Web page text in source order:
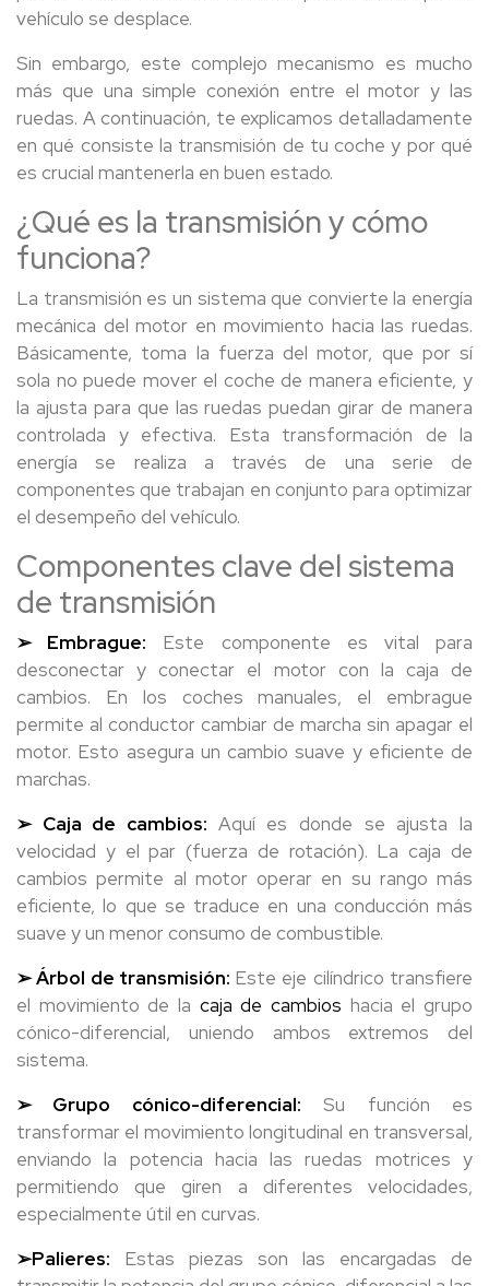
vehículo se desplace.
Sin embargo, este complejo mecanismo es mucho
más que una simple conexión entre el motor y las
ruedas. A continuación, te explicamos detalladamente
en qué consiste la transmisión de tu coche y por qué
es crucial mantenerla en buen estado.
¿Qué es la transmisión y cómo
funciona?
La transmisión es un sistema que convierte la energía
mecánica del motor en movimiento hacia las ruedas.
Básicamente, toma la fuerza del motor, que por sí
sola no puede mover el coche de manera eficiente, y
la ajusta para que las ruedas puedan girar de manera
controlada y efectiva. Esta transformación de la
energía se realiza a través de una serie de
componentes que trabajan en conjunto para optimizar
el desempeño del vehículo.
Componentes clave del sistema
de transmisión
➢ Embrague: Este componente es vital para
desconectar y conectar el motor con la caja de
cambios. En los coches manuales, el embrague
permite al conductor cambiar de marcha sin apagar el
motor. Esto asegura un cambio suave y eficiente de
marchas.
➢ Caja de cambios: Aquí es donde se ajusta la
velocidad y el par (fuerza de rotación). La caja de
cambios permite al motor operar en su rango más
eficiente, lo que se traduce en una conducción más
suave y un menor consumo de combustible.
➢ Árbol de transmisión: Este eje cilíndrico transfiere
el movimiento de la caja de cambios hacia el grupo
cónico-diferencial, uniendo ambos extremos del
sistema.
➢ Grupo cónico-diferencial: Su función es
transformar el movimiento longitudinal en transversal,
enviando la potencia hacia las ruedas motrices y
permitiendo que giren a diferentes velocidades,
especialmente útil en curvas.
➢Palieres: Estas piezas son las encargadas de